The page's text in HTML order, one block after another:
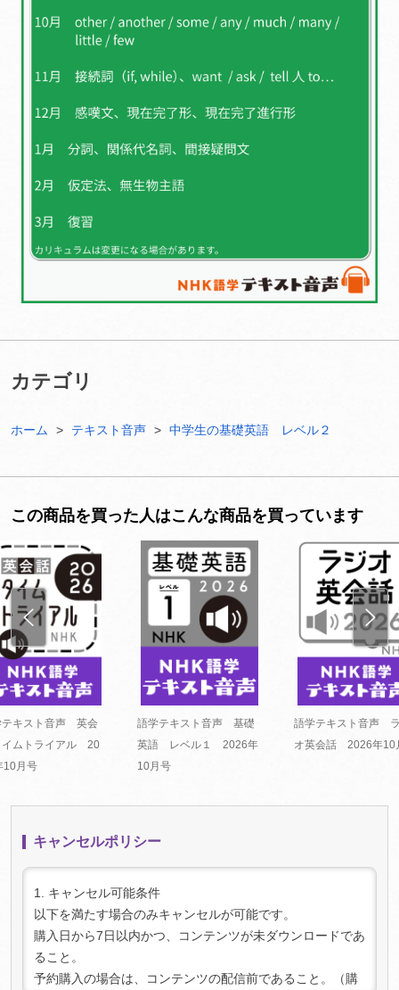
カテゴリ
ホーム テキスト音声 中学生の基礎英語 レベル２
この商品を買った人はこんな商品を買っています
テキスト音声 英会
イムトライアル 20
10月号
語学テキスト音声 基礎
英語 レベル１ 2026年
10月号
語学テキスト音声
オ英会話 2026年10
キャンセルポリシー
1. キャンセル可能条件
以下を満たす場合のみキャンセルが可能です。
購入日から7日以内かつ、コンテンツが未ダウンロードであ
ること。
予約購入の場合は、コンテンツの配信前であること。（購